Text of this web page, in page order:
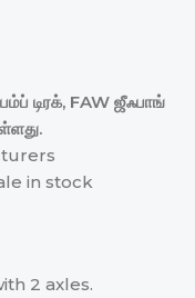
டிரக், FAW ஜீஃபாங்
in stock
2 axles.